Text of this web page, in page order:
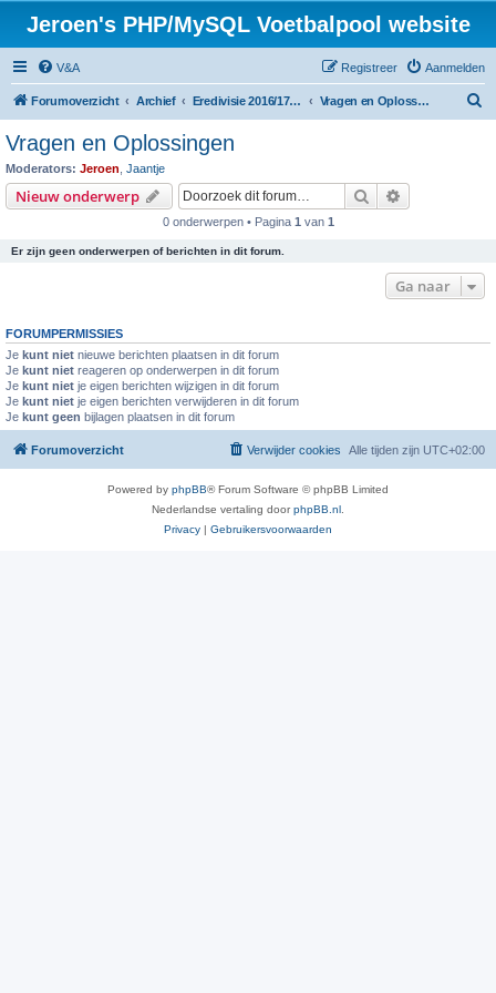
Jeroen's PHP/MySQL Voetbalpool website
V&A Aanmelden
Registreer
Forumoverzicht Archief Eredivisie 2016/17 voetbalpool Vragen en Oplossingen
Vragen en Oplossingen
Moderators: Jeroen Jaantje
Nieuw onderwerp Zoek
0 onderwerpen • Pagina 1 van 1
Er zijn geen onderwerpen of berichten in dit forum.
Ga naar
FORUMPERMISSIES
Je kunt niet nieuwe berichten plaatsen in dit forum
Je kunt niet reageren op onderwerpen in dit forum
Je kunt niet je eigen berichten wijzigen in dit forum
Je kunt niet je eigen berichten verwijderen in dit forum
Je kunt geen bijlagen plaatsen in dit forum
Forumoverzicht Alle tijden zijn UTC+02:00
Verwijder cookies
Powered by phpBB® Forum Software © phpBB Limited
Nederlandse vertaling doorphpBB.nl
Privacy | Gebruikersvoorwaarden